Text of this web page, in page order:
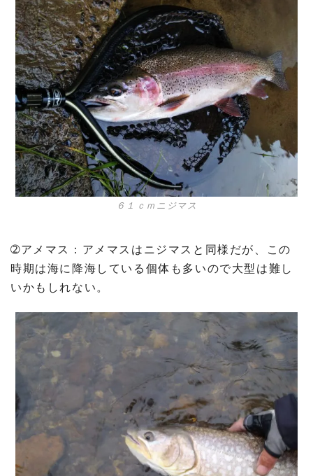
６１ｃｍニジマス
➁アメマス：アメマスはニジマスと同様だが、この
時期は海に降海している個体も多いので大型は難し
いかもしれない。